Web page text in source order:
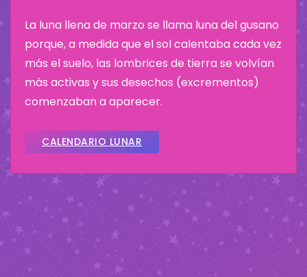
La luna llena de marzo se llama luna del gusano
porque, a medida que el sol calentaba cada vez
más el suelo, las lombrices de tierra se volvían
más activas y sus desechos (excrementos)
comenzaban a aparecer.
CALENDARIO LUNAR